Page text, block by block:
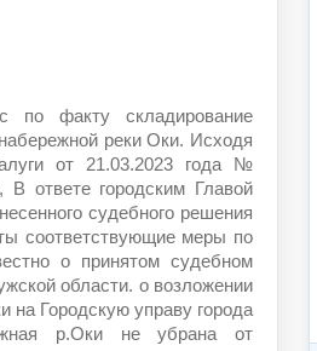
по факту складирование
реки Оки. Исходя
от 21.03.2023 года №
ответе городским Главой
судебного решения
соответствующие меры по
о принятом судебном
области. о возложении
на Городскую управу города
р.Оки не убрана от